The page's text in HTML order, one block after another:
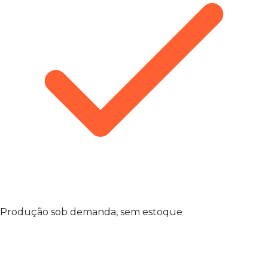
Produção sob demanda, sem estoque